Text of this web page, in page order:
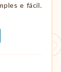
e fácil.